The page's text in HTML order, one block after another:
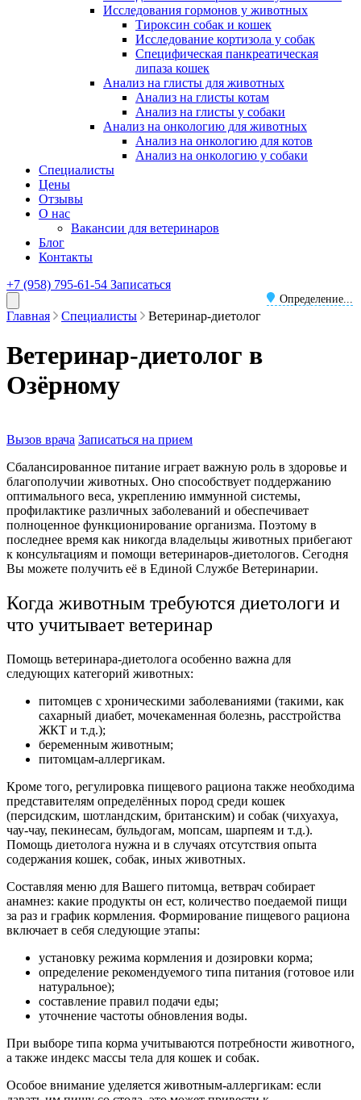
Исследования гормонов у животных
Тироксин собак и кошек
Исследование кортизола у собак
Специфическая панкреатическая
липаза кошек
Анализ на глисты для животных
Анализ на глисты котам
Анализ на глисты у собаки
Анализ на онкологию для животных
Анализ на онкологию для котов
Анализ на онкологию у собаки
Специалисты
Цены
Отзывы
О нас
Вакансии для ветеринаров
Блог
Контакты
+7 (958) 795-61-54
Определение...
Записаться
Главная Специалисты Ветеринар-диетолог
Ветеринар-диетолог в
Озёрному
Вызов врача Записаться на прием
Сбалансированное питание играет важную роль в здоровье и
благополучии животных. Оно способствует поддержанию
оптимального веса, укреплению иммунной системы,
профилактике различных заболеваний и обеспечивает
полноценное функционирование организма. Поэтому в
последнее время как никогда владельцы животных прибегают
к консультациям и помощи ветеринаров-диетологов. Сегодня
Вы можете получить её в Единой Службе Ветеринарии.
Когда животным требуются диетологи и
что учитывает ветеринар
Помощь ветеринара-диетолога особенно важна для
следующих категорий животных:
питомцев с хроническими заболеваниями (такими, как
сахарный диабет, мочекаменная болезнь, расстройства
ЖКТ и т.д.);
беременным животным;
питомцам-аллергикам.
Кроме того, регулировка пищевого рациона также необходима
представителям определённых пород среди кошек
(персидским, шотландским, британским) и собак (чихуахуа,
чау-чау, пекинесам, бульдогам, мопсам, шарпеям и т.д.).
Помощь диетолога нужна и в случаях отсутствия опыта
содержания кошек, собак, иных животных.
Составляя меню для Вашего питомца, ветврач собирает
анамнез: какие продукты он ест, количество поедаемой пищи
за раз и график кормления. Формирование пищевого рациона
включает в себя следующие этапы:
установку режима кормления и дозировки корма;
определение рекомендуемого типа питания (готовое или
натуральное);
составление правил подачи еды;
уточнение частоты обновления воды.
При выборе типа корма учитываются потребности животного,
а также индекс массы тела для кошек и собак.
Особое внимание уделяется животным-аллергикам: если